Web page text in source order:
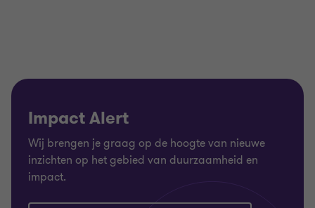
Impact Alert
Wij brengen je graag op de hoogte van nieuwe
inzichten op het gebied van duurzaamheid en
impact.